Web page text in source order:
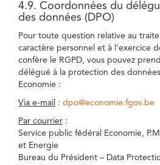
4.9. Coordonnées du
des données (DPO)
Pour toute question relative au
caractère personnel et à l’exercice
confère le RGPD, vous pouvez
délégué à la protection des données
Economie :
Via e-mail : dpo@economie.fgov.be
Par courrier :
Service public fédéral Economie,
et Energie
Bureau du Président – Data